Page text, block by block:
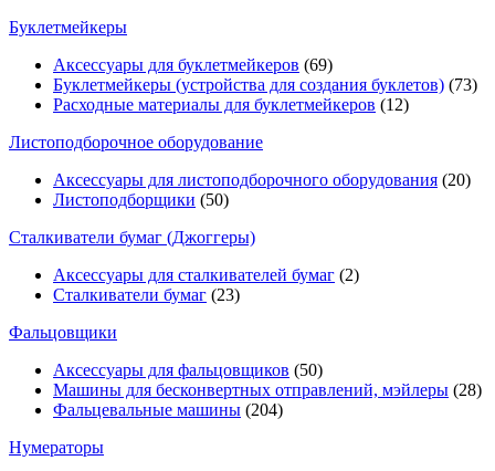
Буклетмейкеры
Аксессуары для буклетмейкеров (69)
Буклетмейкеры (устройства для создания буклетов) (73)
Расходные материалы для буклетмейкеров (12)
Листоподборочное оборудование
Аксессуары для листоподборочного оборудования (20)
Листоподборщики (50)
Сталкиватели бумаг (Джоггеры)
Аксессуары для сталкивателей бумаг (2)
Сталкиватели бумаг (23)
Фальцовщики
Аксессуары для фальцовщиков (50)
Машины для бесконвертных отправлений, мэйлеры (28)
Фальцевальные машины (204)
Нумераторы